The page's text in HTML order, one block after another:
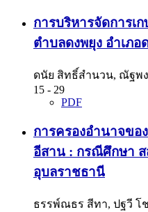
การบริหารจัดการเ
ตำบลดงพยุง อำเภ
ดนัย สิทธิ์สำนวน, ณัฐพ
15 - 29
PDF
การครองอำนาจขอ
อีสาน : กรณีศึกษา
อุบลราชธานี
ธรรพ์ณธร สีทา, ปฐวี โ